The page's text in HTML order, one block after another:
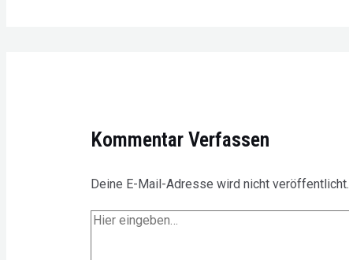
Kommentar Verfassen
Deine E-Mail-Adresse wird nicht veröffentlicht.
Hier
eingeben…